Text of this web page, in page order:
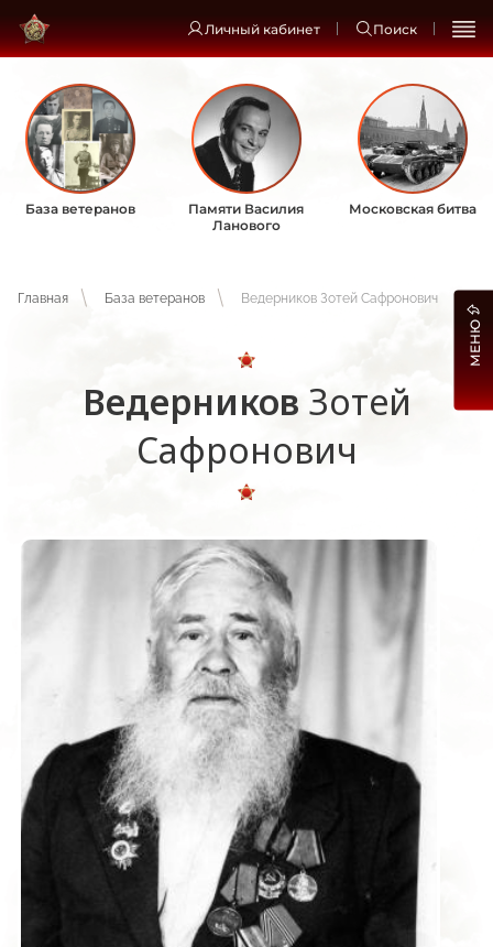
Личный кабинет Поиск
База ветеранов
Памяти Василия
Ланового
Московская битва
Главная База ветеранов Ведерников Зотей Сафронович
Ведерников Зотей
Сафронович
МЕНЮ